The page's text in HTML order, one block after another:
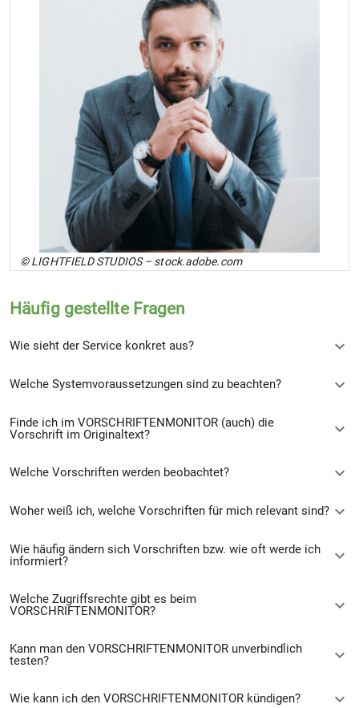
© LIGHTFIELD STUDIOS – stock.adobe.com
Häufig gestellte Fragen
Wie sieht der Service konkret aus?
Welche Systemvoraussetzungen sind zu beachten?
Finde ich im VORSCHRIFTENMONITOR (auch) die
Vorschrift im Originaltext?
Welche Vorschriften werden beobachtet?
Woher weiß ich, welche Vorschriften für mich relevant sind?
Wie häufig ändern sich Vorschriften bzw. wie oft werde ich
informiert?
Welche Zugriffsrechte gibt es beim
VORSCHRIFTENMONITOR?
Kann man den VORSCHRIFTENMONITOR unverbindlich
testen?
Wie kann ich den VORSCHRIFTENMONITOR kündigen?